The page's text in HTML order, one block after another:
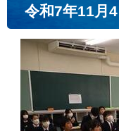
令和7年11月4